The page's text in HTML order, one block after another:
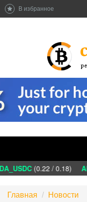
В избранное
(0.22 / 0.18)
Главная
Новости